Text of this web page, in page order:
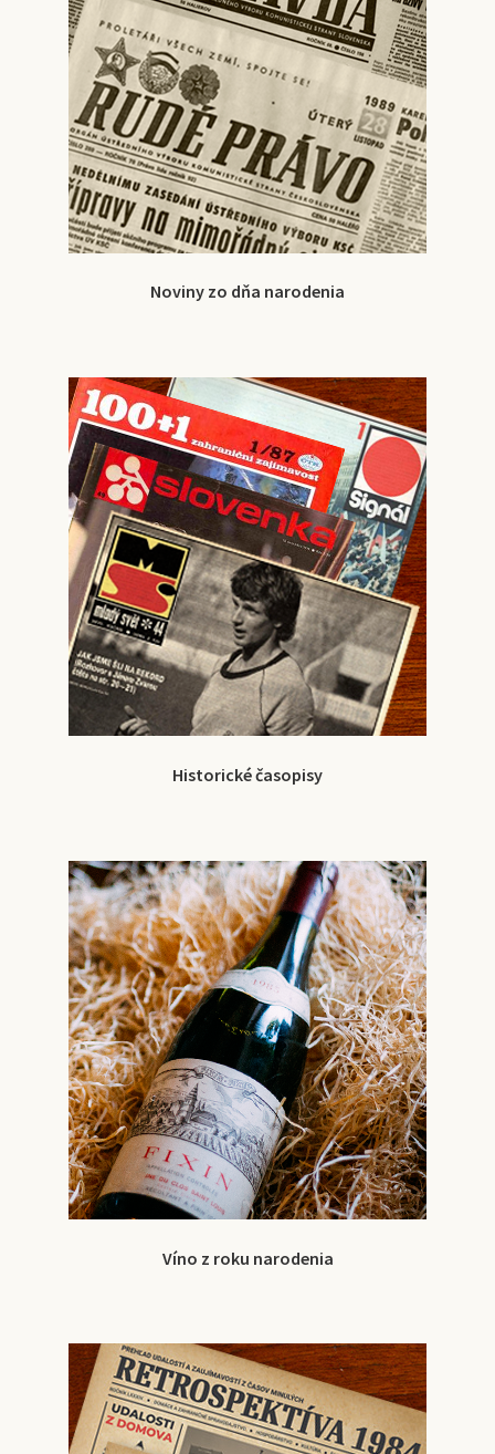
Noviny zo dňa narodenia
Historické časopisy
Víno z roku narodenia